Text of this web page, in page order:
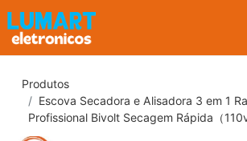
Produtos
Escova Secadora e Alisadora 3 em 1
Profissional Bivolt Secagem Rápida（110v